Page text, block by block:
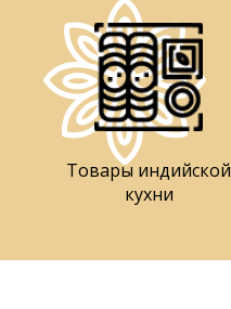
Товары индийской
кухни